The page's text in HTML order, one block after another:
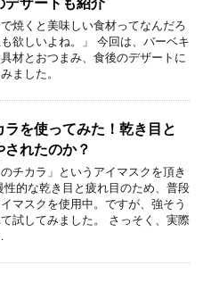
で焼くと美味しい食材ってなんだろ
欲しいよね。」 今回は、バーベキ
材とおつまみ、食後のデザートに
ました。
ラを使ってみた！乾き目と
れたのか？
チカラ」というアイマスクを頂き
性的な乾き目と疲れ目のため、普段
マスクを使用中。ですが、強そう
試してみました。 さっそく、実際